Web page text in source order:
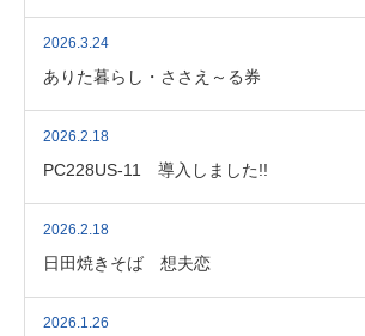
2026.3.24
ありた暮らし・ささえ～る券
2026.2.18
PC228US-11 導入しました!!
2026.2.18
日田焼きそば 想夫恋
2026.1.26